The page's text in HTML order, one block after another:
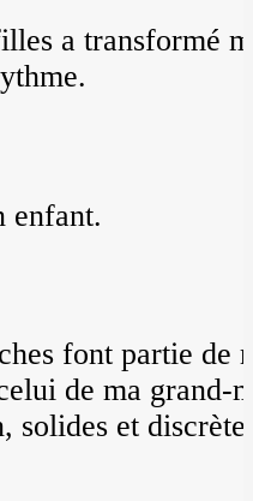
a transformé
enfant.
font partie de
de ma grand-
solides et